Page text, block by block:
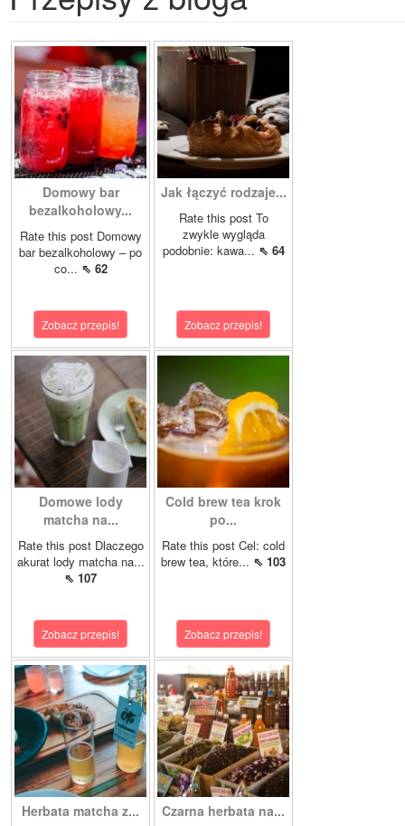
Domowy bar
bezalkoholowy...
Rate this post Domowy
bar bezalkoholowy – po
co... ⇖ 62
Zobacz przepis!
Jak łączyć rodzaje...
Rate this post To
zwykle wygląda
podobnie: kawa... ⇖ 64
Zobacz przepis!
Domowe lody
matcha na...
Rate this post Dlaczego
akurat lody matcha na...
⇖ 107
Zobacz przepis!
Cold brew tea krok
po...
Rate this post Cel: cold
brew tea, które... ⇖ 103
Zobacz przepis!
Herbata matcha z... Czarna herbata na...